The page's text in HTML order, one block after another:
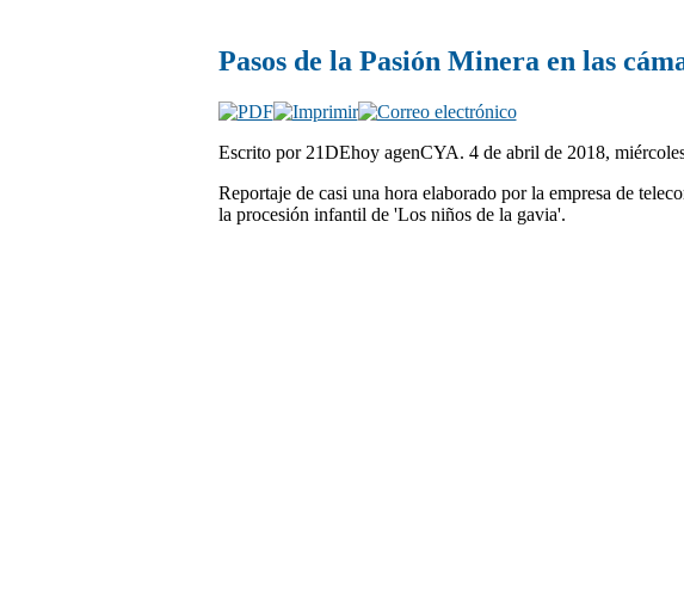
Pasos de la Pasión Minera en las
Escrito por 21DEhoy agenCYA. 4 de abril de 2018,
Reportaje de casi una hora elaborado por la empresa de
la procesión infantil de 'Los niños de la gavia'.